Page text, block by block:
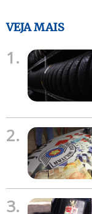
VEJA MAIS
1.
2.
3.